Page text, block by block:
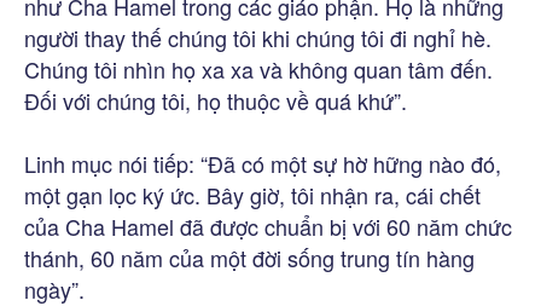
người thay thế chúng tôi khi chúng tôi đi nghỉ hè.
Chúng tôi nhìn họ xa xa và không quan tâm đến.
Đối với chúng tôi, họ thuộc về quá khứ”.
Linh mục nói tiếp: “Đã có một sự hờ hững nào đó,
một gạn lọc ký ức. Bây giờ, tôi nhận ra, cái chết
của Cha Hamel đã được chuẩn bị với 60 năm chức
thánh, 60 năm của một đời sống trung tín hàng
ngày”.